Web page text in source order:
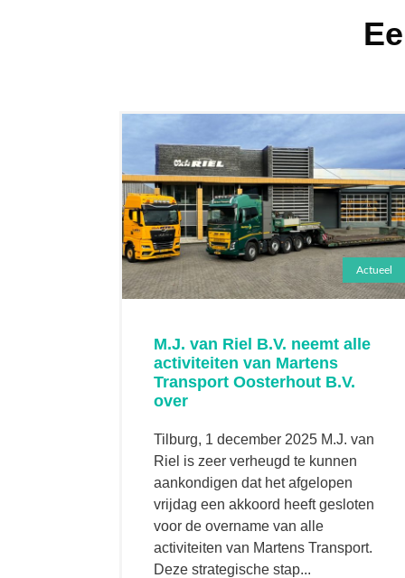
Actueel
M.J. van Riel B.V. neemt alle
activiteiten van Martens
Transport Oosterhout B.V.
over
Tilburg, 1 december 2025 M.J. van
Riel is zeer verheugd te kunnen
aankondigen dat het afgelopen
vrijdag een akkoord heeft gesloten
voor de overname van alle
activiteiten van Martens Transport.
Deze strategische stap...